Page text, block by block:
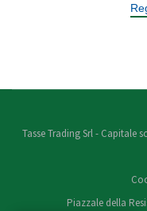
Tasse Trading Srl - Capitale
Piazzale della